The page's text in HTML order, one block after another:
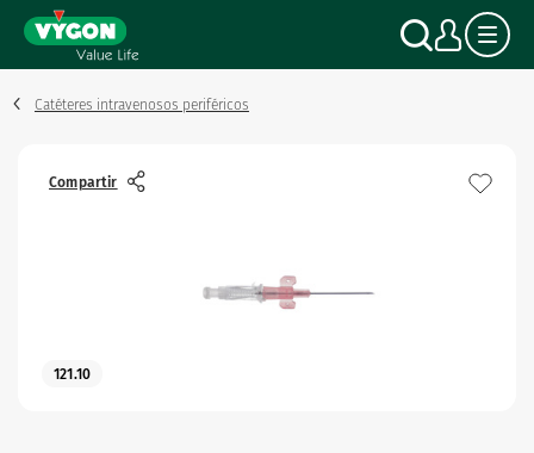
Panel de gestión de cookies
contenido
principal
Buscar
Mi
Catéteres intravenosos periféricos
Compartir
121.10